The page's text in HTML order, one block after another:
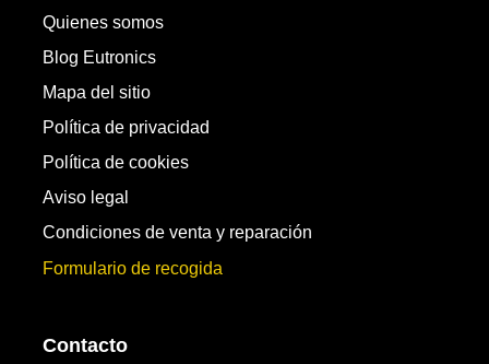
Quienes somos
Blog Eutronics
Mapa del sitio
Política de privacidad
Política de cookies
Aviso legal
Condiciones de venta y reparación
Formulario de recogida
Contacto